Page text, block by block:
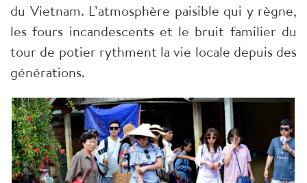
du Vietnam. L’atmosphère paisible qui y règne,
les fours incandescents et le bruit familier du
tour de potier rythment la vie locale depuis des
générations.